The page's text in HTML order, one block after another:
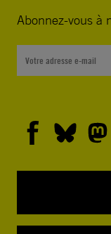
Abonnez-vous à